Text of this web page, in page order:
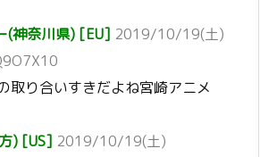
(神奈川県) [EU] 2019/10/19(土)
取り合いすきだよね宮崎アニメ
) [US] 2019/10/19(土)